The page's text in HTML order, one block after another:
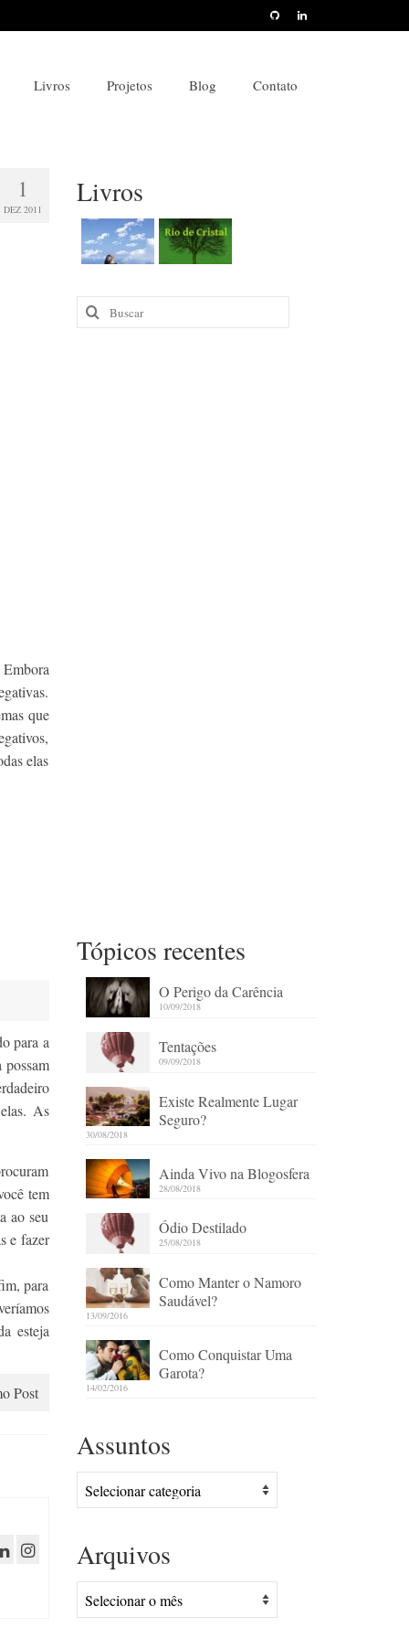
Livros Projetos Blog Contato
1
DEZ 2011
que
elas
para a
possam
As
tem
ao seu
e fazer
para
esteja
Post
Livros
Buscar
por:
Tópicos recentes
O Perigo da Carência
10/09/2018
Tentações
09/09/2018
Existe Realmente Lugar
Seguro?
30/08/2018
Ainda Vivo na Blogosfera
28/08/2018
Ódio Destilado
25/08/2018
Como Manter o Namoro
Saudável?
13/09/2016
Como Conquistar Uma
Garota?
14/02/2016
Assuntos
Assuntos
Arquivos
Arquivos